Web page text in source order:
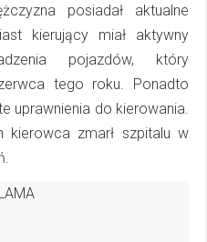
posiadał aktualne
kierujący miał aktywny
pojazdów, który
tego roku. Ponadto
uprawnienia do kierowania.
kierowca zmarł szpitalu w